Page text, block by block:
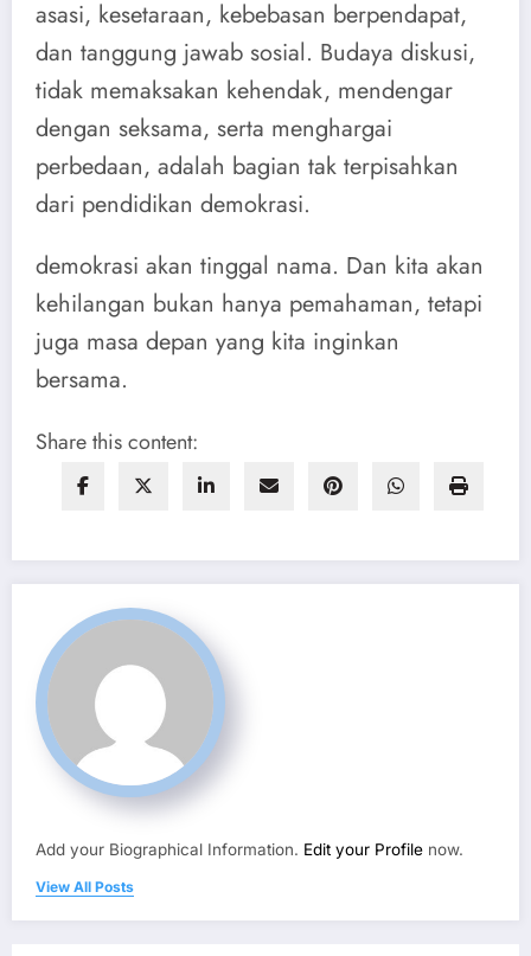
asasi, kesetaraan, kebebasan berpendapat,
dan tanggung jawab sosial. Budaya diskusi,
tidak memaksakan kehendak, mendengar
dengan seksama, serta menghargai
perbedaan, adalah bagian tak terpisahkan
dari pendidikan demokrasi.
demokrasi akan tinggal nama. Dan kita akan
kehilangan bukan hanya pemahaman, tetapi
juga masa depan yang kita inginkan
bersama.
Share this content:
Add your Biographical Information. Edit your Profile now.
View All Posts